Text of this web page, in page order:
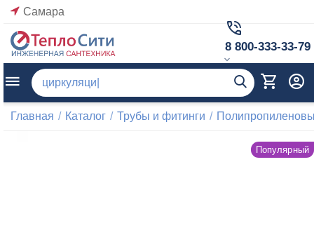
Самара
8 800-333-33-79
Главная / Каталог / Трубы и фитинги /
Популярный